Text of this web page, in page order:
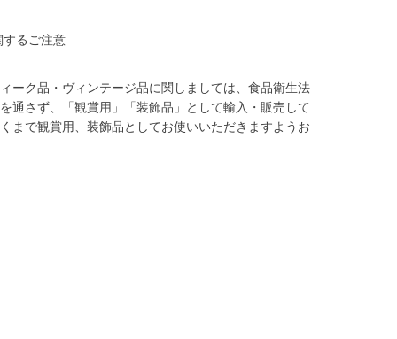
るご注意
ーク品・ヴィンテージ品に関しましては、食品衛生法
通さず、「観賞用」「装飾品」として輸入・販売して
まで観賞用、装飾品としてお使いいただきますようお